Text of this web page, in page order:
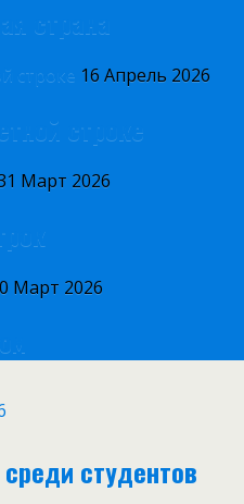
страна
16 Апрель 2026
строке
Март 2026
Март 2026
студентов